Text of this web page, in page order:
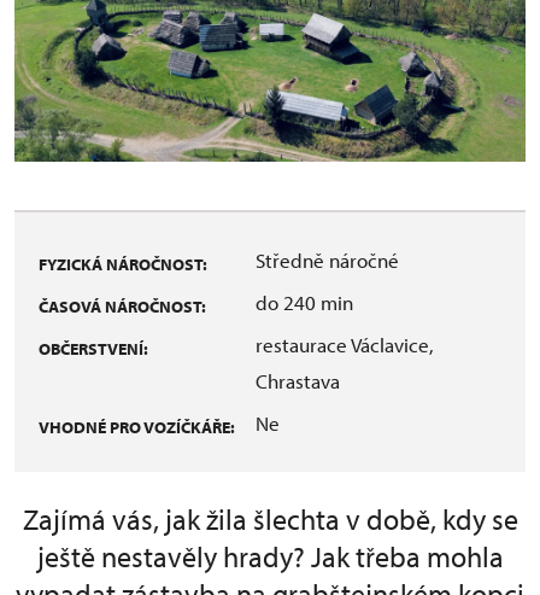
FYZICKÁ NÁROČNOST: Středně náročné
ČASOVÁ NÁROČNOST: do 240 min
OBČERSTVENÍ:
restaurace Václavice,
Chrastava
VHODNÉ PRO VOZÍČKÁŘE: Ne
Zajímá vás, jak žila šlechta v době, kdy se
ještě nestavěly hrady? Jak třeba mohla